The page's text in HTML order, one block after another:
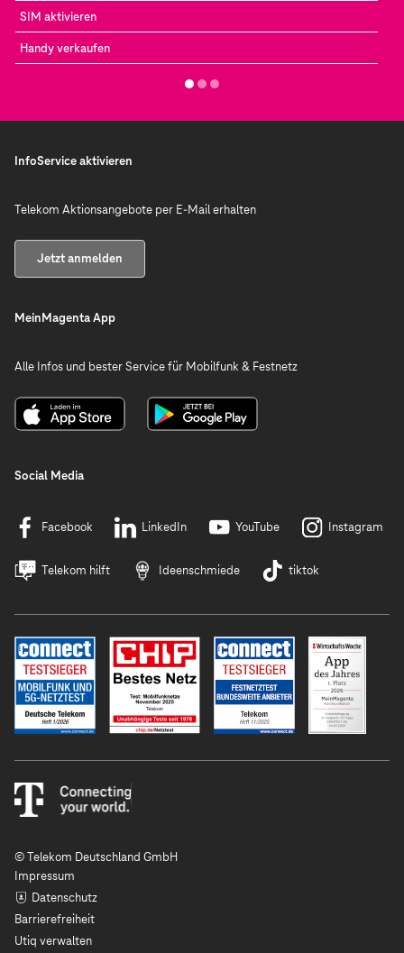
SIM aktivieren
Handy verkaufen
InfoService aktivieren
Telekom Aktionsangebote per E-Mail erhalten
Jetzt anmelden
MeinMagenta App
Alle Infos und bester Service für Mobilfunk & Festnetz
Social Media
Facebook LinkedIn YouTube Instagram
Telekom hilft Ideenschmiede tiktok
© Telekom Deutschland GmbH
Impressum
Datenschutz
Barrierefreiheit
Utiq verwalten